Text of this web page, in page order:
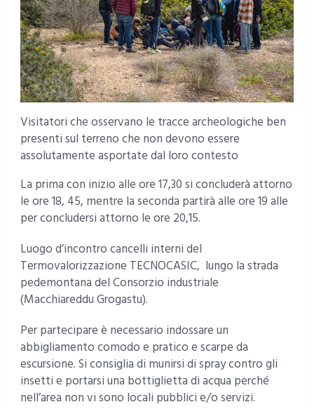
Visitatori che osservano le tracce archeologiche ben
presenti sul terreno che non devono essere
assolutamente asportate dal loro contesto
La prima con inizio alle ore 17,30 si concluderà attorno
le ore 18, 45, mentre la seconda partirà alle ore 19 alle
per concludersi attorno le ore 20,15.
Luogo d’incontro cancelli interni del
Termovalorizzazione TECNOCASIC, lungo la strada
pedemontana del Consorzio industriale
(Macchiareddu Grogastu).
Per partecipare è necessario indossare un
abbigliamento comodo e pratico e scarpe da
escursione. Si consiglia di munirsi di spray contro gli
insetti e portarsi una bottiglietta di acqua perché
nell’area non vi sono locali pubblici e/o servizi.